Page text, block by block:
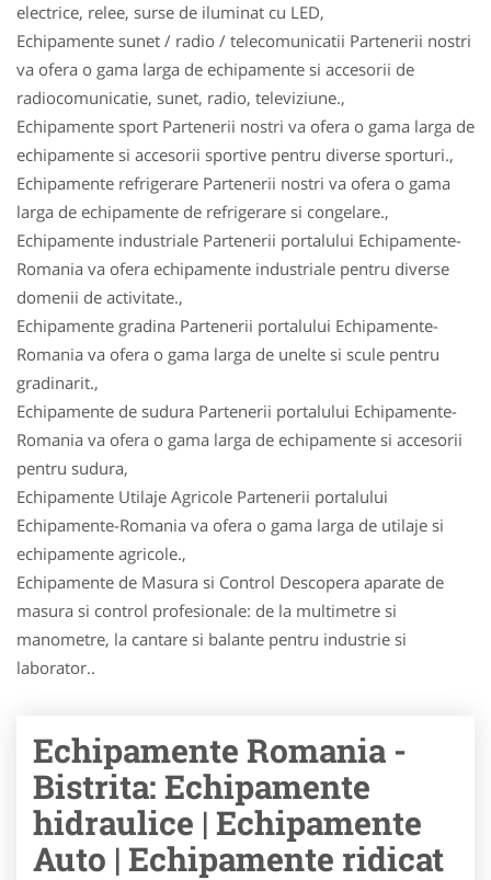
electrice, relee, surse de iluminat cu LED,
Echipamente sunet / radio / telecomunicatii Partenerii nostri
va ofera o gama larga de echipamente si accesorii de
radiocomunicatie, sunet, radio, televiziune.,
Echipamente sport Partenerii nostri va ofera o gama larga de
echipamente si accesorii sportive pentru diverse sporturi.,
Echipamente refrigerare Partenerii nostri va ofera o gama
larga de echipamente de refrigerare si congelare.,
Echipamente industriale Partenerii portalului Echipamente-
Romania va ofera echipamente industriale pentru diverse
domenii de activitate.,
Echipamente gradina Partenerii portalului Echipamente-
Romania va ofera o gama larga de unelte si scule pentru
gradinarit.,
Echipamente de sudura Partenerii portalului Echipamente-
Romania va ofera o gama larga de echipamente si accesorii
pentru sudura,
Echipamente Utilaje Agricole Partenerii portalului
Echipamente-Romania va ofera o gama larga de utilaje si
echipamente agricole.,
Echipamente de Masura si Control Descopera aparate de
masura si control profesionale: de la multimetre si
manometre, la cantare si balante pentru industrie si
laborator..
Echipamente Romania -
Bistrita: Echipamente
hidraulice | Echipamente
Auto | Echipamente ridicat